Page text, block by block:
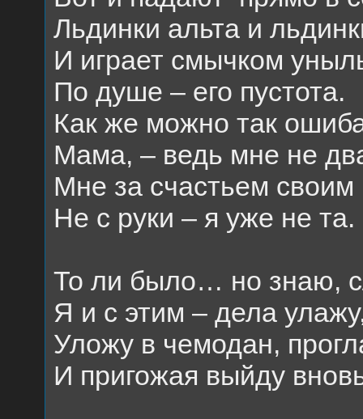
Льдинки альта и
И играет смычком
По душе – его пустота.
Как же можно так
Мама, – ведь мне не
Мне за счастьем своим
Не с руки – я уже не та.
То ли было… но знаю,
Я и с этим – дела
Уложу в чемодан,
И пригожая выйду